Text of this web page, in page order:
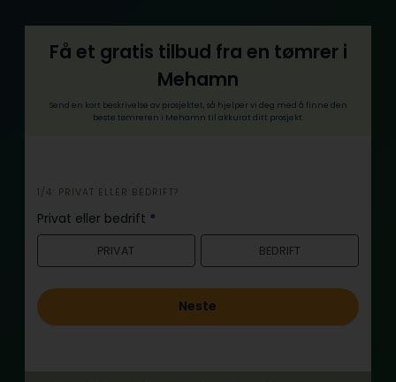
Få et gratis tilbud fra en tømrer i
Mehamn
Send en kort beskrivelse av prosjektet, så hjelper vi deg med å finne den
beste tømreren i Mehamn til akkurat ditt prosjekt.
i
n
n
o
d
1/4: PRIVAT ELLER BEDRIFT?
Privat eller bedrift *
PRIVAT BEDRIFT
Neste